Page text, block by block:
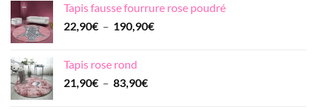
21,90€
à
Tapis fausse fourrure rose poudré
22,90€ – 190,90€Plage
Tapis rose rond
21,90€ – 83,90€Plage